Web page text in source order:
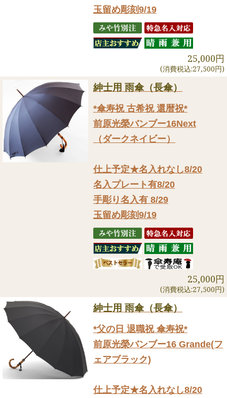
玉留め彫刻9/19
25,000円
(消費税込:27,500円)
紳士用 雨傘（長傘）
*傘寿祝 古希祝 還暦祝*
前原光榮バンブー16Next
（ダークネイビー）
仕上予定★名入れなし8/20
名入プレート有8/20
手彫り名入有 8/29
玉留め彫刻9/19
25,000円
(消費税込:27,500円)
紳士用 雨傘（長傘）
*父の日 退職祝 傘寿祝*
前原光榮バンブー16 Grande(フ
ェアブラック)
仕上予定★名入れなし8/20